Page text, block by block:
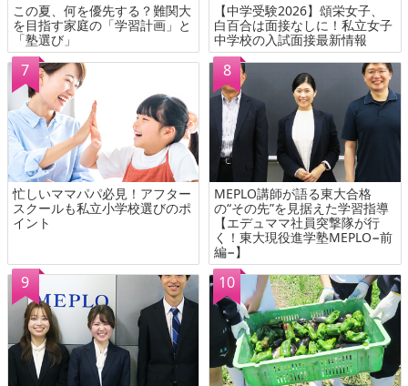
この夏、何を優先する？難関大
を目指す家庭の「学習計画」と
「塾選び」
【中学受験2026】頌栄女子、
白百合は面接なしに！私立女子
中学校の入試面接最新情報
忙しいママパパ必見！アフター
スクールも私立小学校選びのポ
イント
MEPLO講師が語る東大合格
の“その先”を見据えた学習指導
【エデュママ社員突撃隊が行
く！東大現役進学塾MEPLO−前
編−】